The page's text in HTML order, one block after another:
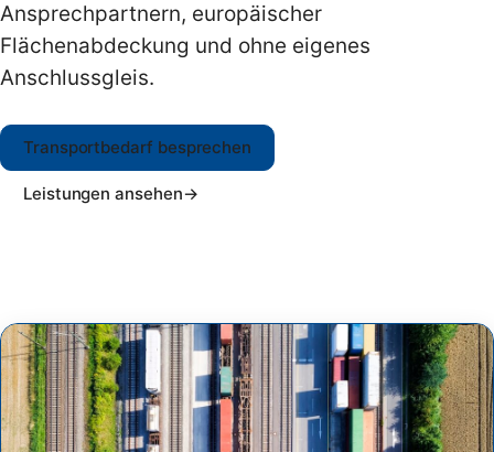
Ansprechpartnern, europäischer
Flächenabdeckung und ohne eigenes
Anschlussgleis.
Transportbedarf besprechen
Leistungen ansehen